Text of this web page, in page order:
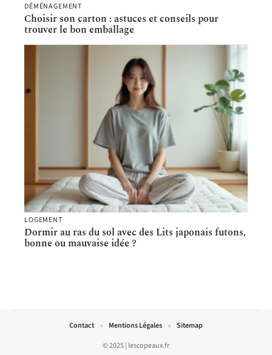
DÉMÉNAGEMENT
Choisir son carton : astuces et conseils pour
trouver le bon emballage
LOGEMENT
Dormir au ras du sol avec des Lits japonais futons,
bonne ou mauvaise idée ?
© 2025 | lescopeaux.fr
Contact Mentions Légales Sitemap